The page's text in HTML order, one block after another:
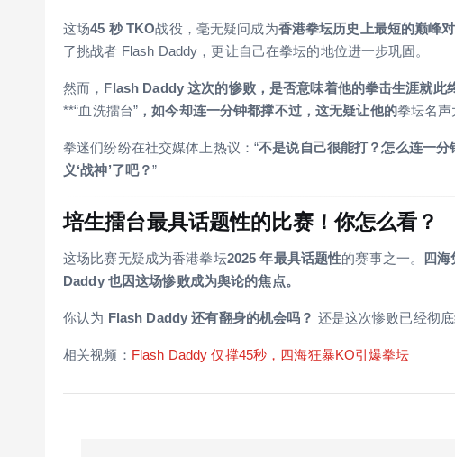
这场45 秒 TKO战役，毫无疑问成为香港拳坛历史上最短的巅峰
了挑战者 Flash Daddy，更让自己在拳坛的地位进一步巩固。
然而， Flash Daddy 这次的惨败，是否意味着他的拳击生涯就此
**“血洗擂台” ，如今却连一分钟都撑不过，这无疑让他的拳坛名声
拳迷们纷纷在社交媒体上热议：“不是说自己很能打？怎么连一分
义‘战神’了吧？”
培生擂台最具话题性的比赛！你怎么看？
这场比赛无疑成为香港拳坛2025 年最具话题性的赛事之一。
四
Daddy 也因这场惨败成为舆论的焦点。
你认为 Flash Daddy 还有翻身的机会吗？ 还是这次惨败已经彻
相关视频： Flash Daddy 仅撑45秒，四海狂暴KO引爆拳坛